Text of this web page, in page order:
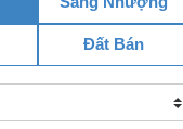
Đất Bán